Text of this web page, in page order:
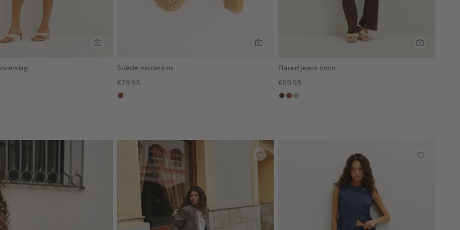
Suède mocassins
€79.95
bruin
Flared jeans coco
€59.95
donkerkhaki
bruinlichtzand